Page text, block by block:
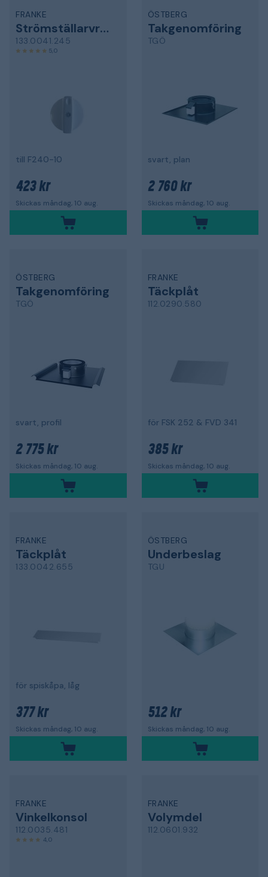
FRANKE
Strömställarvred
133.0041.245
5,0
till F240-10
423 kr
Skickas måndag, 10 aug.
ÖSTBERG
Takgenomföring
TGÖ
svart, plan
2 760 kr
Skickas måndag, 10 aug.
ÖSTBERG
Takgenomföring
TGÖ
svart, profil
2 775 kr
Skickas måndag, 10 aug.
FRANKE
Täckplåt
112.0290.580
för FSK 252 & FVD 341
385 kr
Skickas måndag, 10 aug.
FRANKE
Täckplåt
133.0042.655
för spiskåpa, låg
377 kr
Skickas måndag, 10 aug.
ÖSTBERG
Underbeslag
TGU
512 kr
Skickas måndag, 10 aug.
FRANKE
Vinkelkonsol
112.0035.481
4,0
FRANKE
Volymdel
112.0601.932